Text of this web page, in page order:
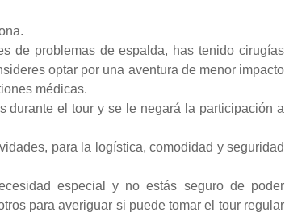
de problemas de espalda, has tenido cirugías
optar por una aventura de menor impacto
médicas.
durante el tour y se le negará la participación a
para la logística, comodidad y seguridad
especial y no estás seguro de poder
para averiguar si puede tomar el tour regular